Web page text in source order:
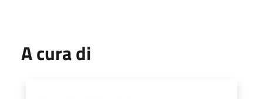
A cura di